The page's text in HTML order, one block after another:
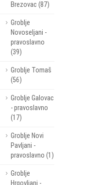
Brezovac (87)
Groblje
Novoseljani -
pravoslavno
(39)
Groblje Tomaš
(56)
Groblje Galovac
- pravoslavno
(17)
Groblje Novi
Pavljani -
pravoslavno (1)
Groblje
Hrgovljani -